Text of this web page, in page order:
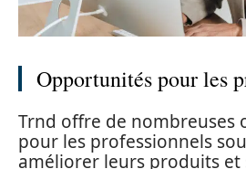
Opportunités pour les
Trnd offre de nombreuses
pour les professionnels
améliorer leurs produits et